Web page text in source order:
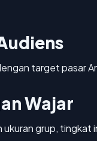
target pasar
Wajar
ukuran grup,